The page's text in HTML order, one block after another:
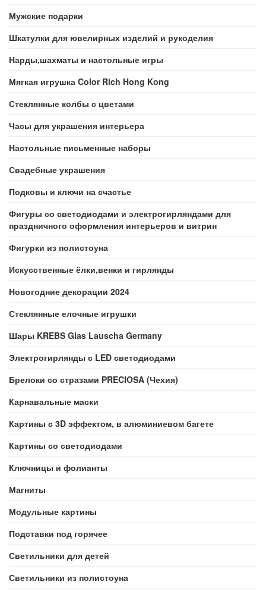
Мужские подарки
Шкатулки для ювелирных изделий и рукоделия
Нарды,шахматы и настольные игры
Мягкая игрушка Color Rich Hong Kong
Стеклянные колбы с цветами
Часы для украшения интерьера
Настольные письменные наборы
Свадебные украшения
Подковы и ключи на счастье
Фигуры со светодиодами и электрогирляндами для
праздничного оформления интерьеров и витрин
Фигурки из полистоуна
Искусственные ёлки,венки и гирлянды
Новогодние декорации 2024
Стеклянные елочные игрушки
Шары KREBS Glas Lauscha Germany
Электрогирлянды с LED светодиодами
Брелоки со стразами PRECIOSA (Чехия)
Карнавальные маски
Картины с 3D эффектом, в алюминиевом багете
Картины со светодиодами
Ключницы и фолианты
Магниты
Модульные картины
Подставки под горячее
Светильники для детей
Светильники из полистоуна